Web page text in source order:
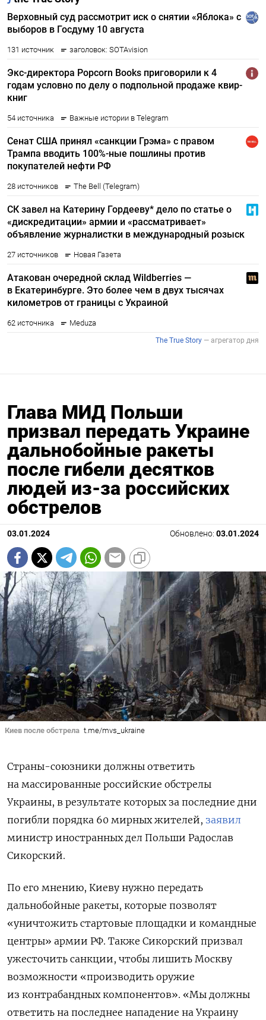
Глава МИД Польши
призвал передать Украине
дальнобойные ракеты
после гибели десятков
людей из-за российских
обстрелов
03.01.2024 Обновлено: 03.01.2024
Киев после обстрела t.me/mvs_ukraine
Страны-союзники должны ответить
на массированные российские обстрелы
Украины, в результате которых за последние дни
погибли порядка 60 мирных жителей, заявил
министр иностранных дел Польши Радослав
Сикорский.
По его мнению, Киеву нужно передать
дальнобойные ракеты, которые позволят
«уничтожить стартовые площадки и командные
центры» армии РФ. Также Сикорский призвал
ужесточить санкции, чтобы лишить Москву
возможности «производить оружие
из контрабандных компонентов». «Мы должны
ответить на последнее нападение на Украину